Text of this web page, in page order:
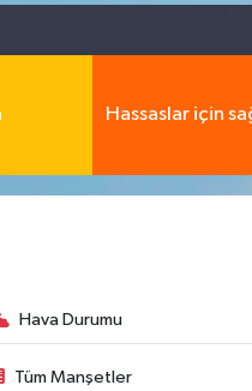
Hassaslar için
Hava Durumu
Tüm Manşetler